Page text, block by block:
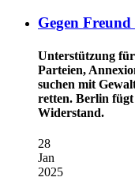
Gegen
Unterstützung
Parteien,
suchen mit
retten. Berlin
Widerstand.
28
Jan
2025